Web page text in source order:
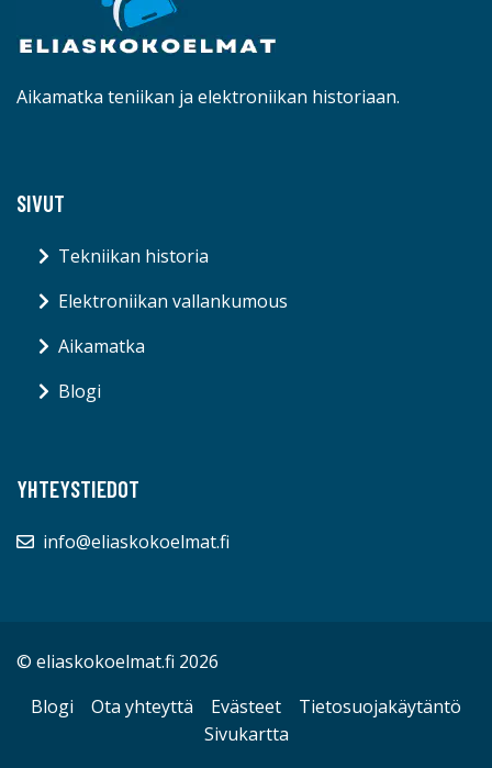
Aikamatka teniikan ja elektroniikan historiaan.
SIVUT
Tekniikan historia
Elektroniikan vallankumous
Aikamatka
Blogi
YHTEYSTIEDOT
info@eliaskokoelmat.fi
© eliaskokoelmat.fi 2026
Blogi
Ota yhteyttä Evästeet
Tietosuojakäytäntö
Sivukartta